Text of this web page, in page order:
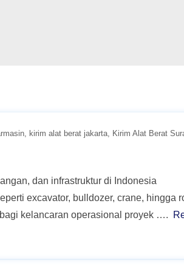
kirim alat berat jakarta Kirim Alat Berat
dan infrastruktur di Indonesia
excavator, bulldozer, crane, hingga
kelancaran operasional proyek ….